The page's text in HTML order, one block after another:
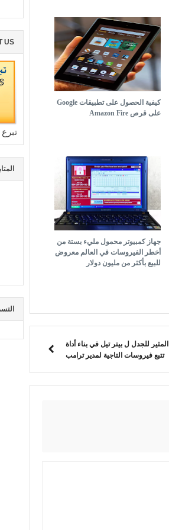
كيفية الحصول على تطبيقات Google
على قرص Amazon Fire
جهاز كمبيوتر محمول مليء بستة من
أخطر الفيروسات في العالم معروض
للبيع بأكثر من مليون دولار
يساعد Palantir المثير للجدل ل بيتر تيل في بناء أداة
تتبع فيروسات التاجية لمدير ترامب
US